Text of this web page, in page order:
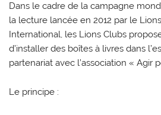
Dans le cadre de la campagne
la lecture lancée en 2012 par le
International, les Lions Clubs
d’installer des boîtes à livres dans
partenariat avec l’association « Agir
Le principe :